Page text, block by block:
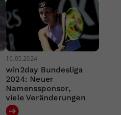
10.05.2024
win2day Bundesliga
2024: Neuer
Namenssponsor,
viele Veränderungen